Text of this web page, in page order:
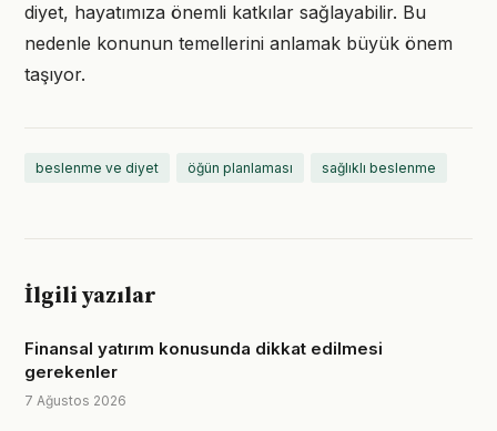
diyet, hayatımıza önemli katkılar sağlayabilir. Bu
nedenle konunun temellerini anlamak büyük önem
taşıyor.
beslenme ve diyet öğün planlaması sağlıklı beslenme
İlgili yazılar
Finansal yatırım konusunda dikkat edilmesi
gerekenler
7 Ağustos 2026